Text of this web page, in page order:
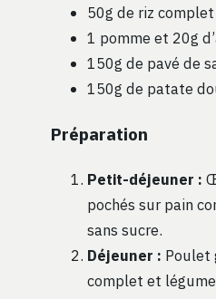
50g de riz
1 pomme et 20g
150g de pavé de
150g de patate
Préparation
Petit-déjeuner :
pochés sur pain
sans sucre.
Déjeuner : Poulet
complet et